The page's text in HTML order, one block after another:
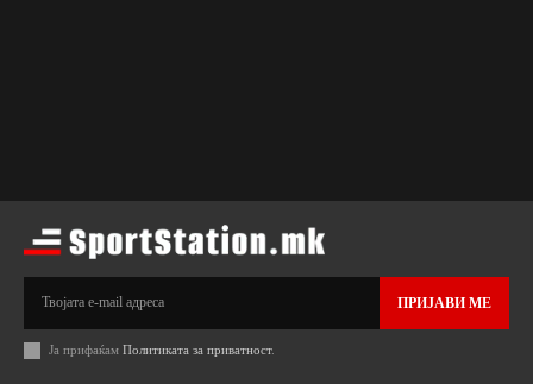
ПРИЈАВИ МЕ
Ја прифаќам Политиката за приватност.